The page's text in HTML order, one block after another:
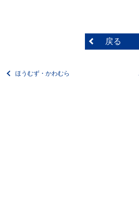
戻る
ほうむず・かわむら